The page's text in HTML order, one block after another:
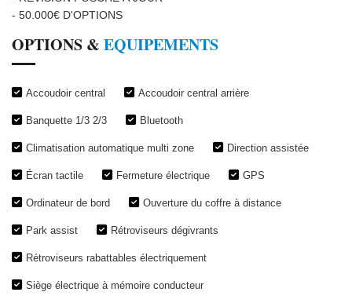
- 50.000€ D'OPTIONS
OPTIONS & EQUIPEMENTS
Accoudoir central Accoudoir central arrière
Banquette 1/3 2/3 Bluetooth
Climatisation automatique multi zone Direction assistée
Écran tactile Fermeture électrique GPS
Ordinateur de bord Ouverture du coffre à distance
Park assist Rétroviseurs dégivrants
Rétroviseurs rabattables électriquement
Siège électrique à mémoire conducteur